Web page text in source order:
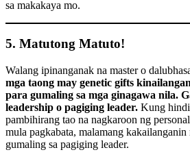
sa makakaya mo.
5. Matutong Matuto!
Walang ipinanganak na master o
mga taong may genetic gifts
para gumaling sa mga ginagawa nila.
leadership o pagiging leader. Kung
pambihirang tao na nagkaroon ng
mula pagkabata, malamang
gumaling sa pagiging leader.